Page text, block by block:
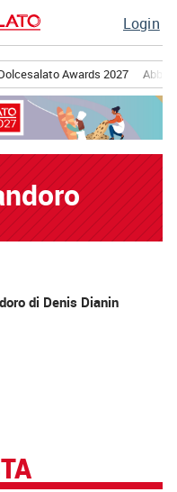
Login
Awards 2027
di Denis Dianin